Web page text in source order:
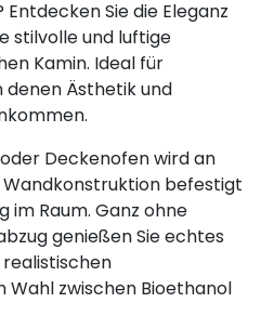
Sie die Eleganz
stilvolle und luftige
Kamin. Ideal für
denen Ästhetik und
Deckenofen wird an
befestigt
im Raum. Ganz ohne
genießen Sie echtes
zwischen Bioethanol